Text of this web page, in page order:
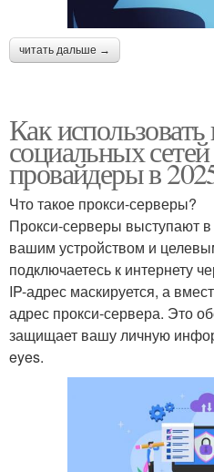
читать дальше →
Как
социальных
провайдеры в
Что такое прокси-серверы?
Прокси-серверы выступают
вашим устройством и
подключаетесь к интернету
IP-адрес маскируется, а
адрес прокси-сервера. Это
защищает вашу личную
eyes.